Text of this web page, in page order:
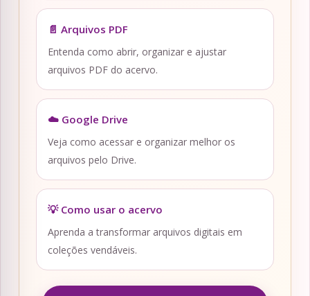
📄 Arquivos PDF
Entenda como abrir, organizar e ajustar
arquivos PDF do acervo.
☁️ Google Drive
Veja como acessar e organizar melhor os
arquivos pelo Drive.
💡 Como usar o acervo
Aprenda a transformar arquivos digitais em
coleções vendáveis.